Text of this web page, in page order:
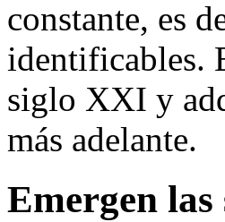
constante, es
identificables.
siglo XXI y
más adelante.
Emergen